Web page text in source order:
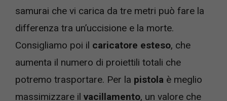
samurai che vi carica da tre metri può fare la
differenza tra un’uccisione e la morte.
Consigliamo poi il caricatore esteso, che
aumenta il numero di proiettili totali che
potremo trasportare. Per la pistola è meglio
massimizzare il vacillamento, un valore che